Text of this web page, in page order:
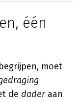
één
moet
de daderaan